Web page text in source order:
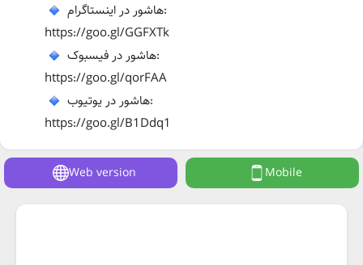
هاشور در اینستاگرام:
https://goo.gl/GGFXTk
هاشور در فیسبوک:
https://goo.gl/qorFAA
هاشور در یوتیوب:
https://goo.gl/B1Ddq1
Web version Mobile